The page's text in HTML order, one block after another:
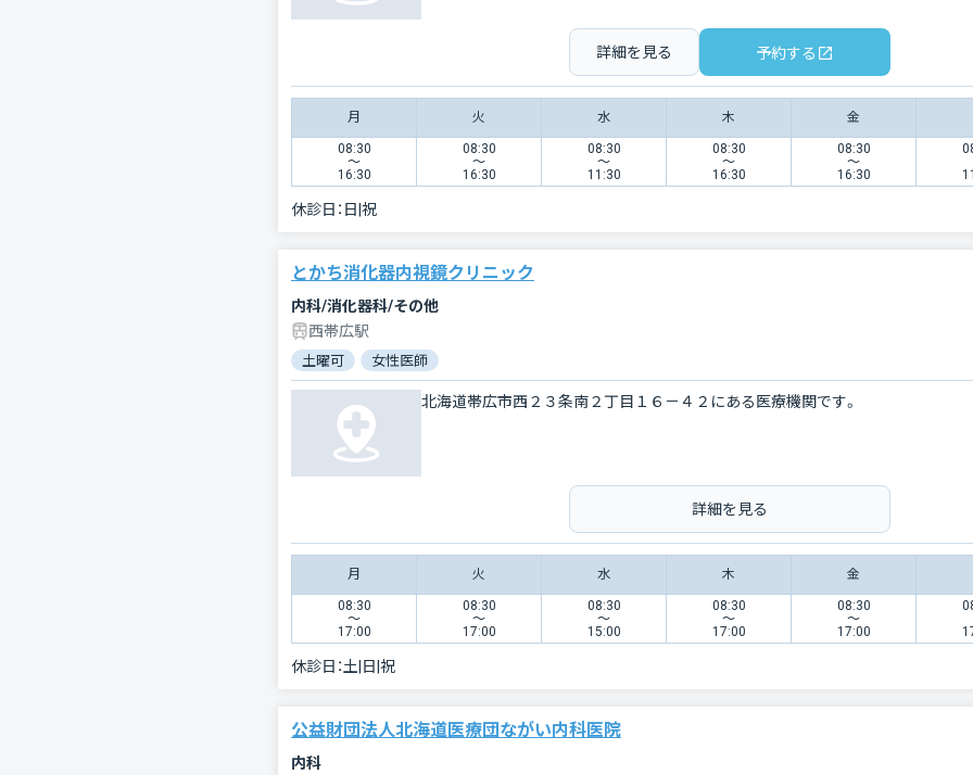
詳細を見る 予約する
月 火 水 木 金
08:30
〜
16:30
08:30
〜
16:30
08:30
〜
11:30
08:30
〜
16:30
08:30
〜
16:30
休診日： 日|祝
とかち消化器内視鏡クリニック
内科/消化器科/その他
西帯広駅
土曜可 女性医師
北海道帯広市西２３条南２丁目１６－４２にある医療機関です。
詳細を見る
月 火 水 木 金
08:30
〜
17:00
08:30
〜
17:00
08:30
〜
15:00
08:30
〜
17:00
08:30
〜
17:00
休診日：土|日|祝
公益財団法人北海道医療団ながい内科医院
内科